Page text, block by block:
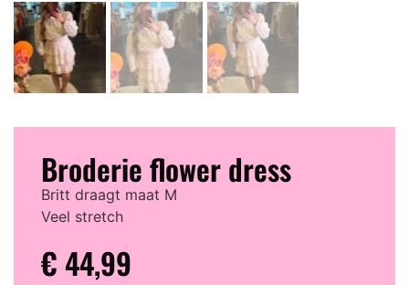
Broderie flower dress
Britt draagt maat M
Veel stretch
€44,99